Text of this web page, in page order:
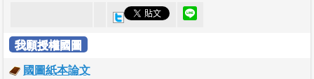
我願授權國圖
國圖紙本論文